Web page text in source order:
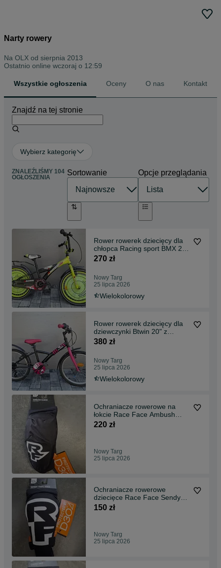
Narty rowery
Na OLX od sierpnia 2013
Ostatnio online wczoraj o 12:59
Wszystkie ogłoszenia Oceny O nas Kontakt
Znajdź na tej stronie
Wybierz kategorię
ZNALEŹLIŚMY 104
OGŁOSZENIA
Sortowanie Opcje przeglądania
Rower rowerek dziecięcy dla
chłopca Racing sport BMX 20"
wachlarze bagażnik podnóżek
270 zł
Nowy Targ
25 lipca 2026
Wielokolorowy
Rower rowerek dziecięcy dla
dziewczynki Btwin 20" z
przerzutkami hamulce przód i
380 zł
Nowy Targ
25 lipca 2026
Wielokolorowy
Ochraniacze rowerowe na
łokcie Race Face Ambush
Elbow rozmiary
220 zł
Nowy Targ
25 lipca 2026
Ochraniacze rowerowe
dziecięce Race Face Sendy
Trail na kolana junior
150 zł
Nowy Targ
25 lipca 2026